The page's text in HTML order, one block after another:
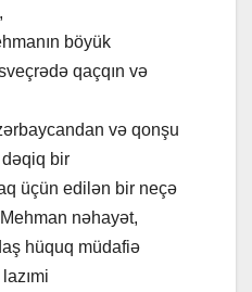
böyük
qaçqın və
və qonşu
bir
üçün edilən bir neçə
nəhayət,
hüquq müdafiə